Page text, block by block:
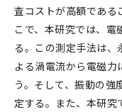
査コストが高額である
こで、本研究では、電
る。この測定手法は、
よる渦電流から電磁
う。そして、振動の強
定する。また、本研究